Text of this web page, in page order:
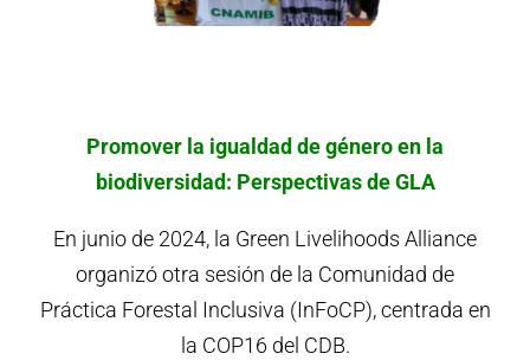
Promover la igualdad de género en la
biodiversidad: Perspectivas de GLA
En junio de 2024, la Green Livelihoods Alliance
organizó otra sesión de la Comunidad de
Práctica Forestal Inclusiva (InFoCP), centrada en
la COP16 del CDB.